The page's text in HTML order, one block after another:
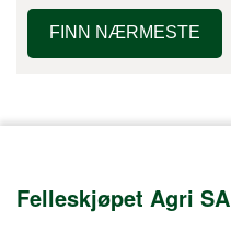
FINN NÆRMESTE
Felleskjøpet Agri SA